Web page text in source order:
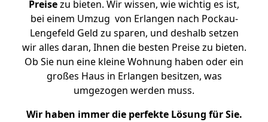
Preisezu bieten. Wir wissen, wie wichtig es ist,
bei einem Umzug von Erlangen nach Pockau-
Lengefeld Geld zu sparen, und deshalb setzen
wir alles daran, Ihnen die besten Preise zu bieten.
Ob Sie nun eine kleine Wohnung haben oder ein
großes Haus in Erlangen besitzen, was
umgezogen werden muss.
Wir haben immer die perfekte Lösung für Sie.